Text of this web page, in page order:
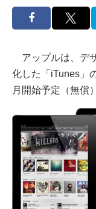
アップルは、デ
化した「iTunes」
月開始予定（無償